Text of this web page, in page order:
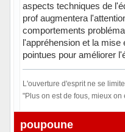
aspects techniques de
prof augmentera
comportements
l'appréhension et la
pointues pour améliorer
L'ouverture d'esprit ne se
"Plus on est de fous, mieux
Hors ligne
poupoune